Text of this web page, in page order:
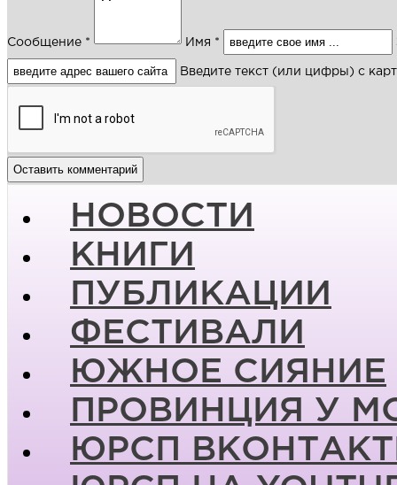
Сообщение * Имя *
Введите текст (или цифры) с
НОВОСТИ
КНИГИ
ПУБЛИКАЦИИ
ФЕСТИВАЛИ
ЮЖНОЕ СИЯНИЕ
ПРОВИНЦИЯ У
ЮРСП